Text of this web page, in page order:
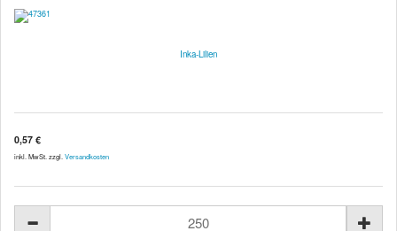
Inka-Lilien
0,57 €
inkl. MwSt. zzgl. Versandkosten